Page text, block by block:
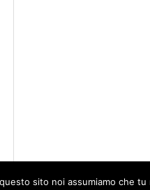
sito noi assumiamo che tu